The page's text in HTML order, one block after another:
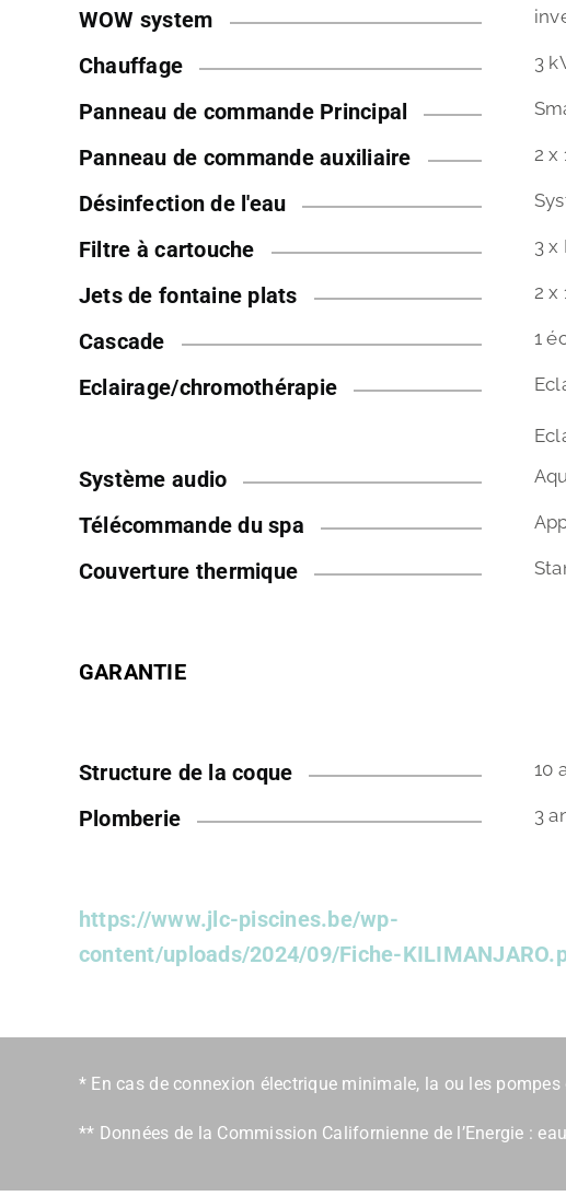
WOW system
Chauffage 3
Panneau de commande Principal
Panneau de commande auxiliaire 2 x
Désinfection de l'eau
Filtre à cartouche 3 x
Jets de fontaine plats 2 x
Cascade 1
Eclairage/chromothérapie
Système audio
Télécommande du spa
Couverture thermique
GARANTIE
Structure de la coque 10
Plomberie 3
https://www.jlc-piscines.be/wp-
content/uploads/2024/09/Fiche-
* En cas de connexion électrique minimale, la ou les
** Données de la Commission Californienne de l’Energie :